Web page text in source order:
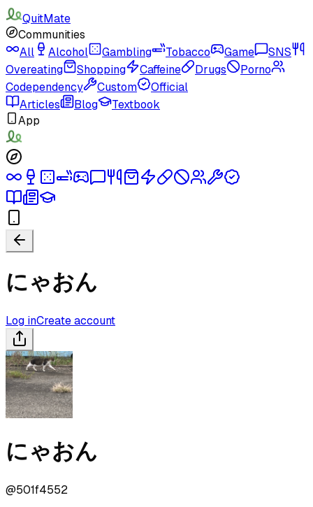
QuitMate
Communities
All
Alcohol Gambling Tobacco Game
SNS
Overeating
Shopping Caffeine Drugs
Porno
Codependency
Custom
Official
Articles
Blog
Textbook
App
にゃおん
Log inCreate account
にゃおん
@501f4552